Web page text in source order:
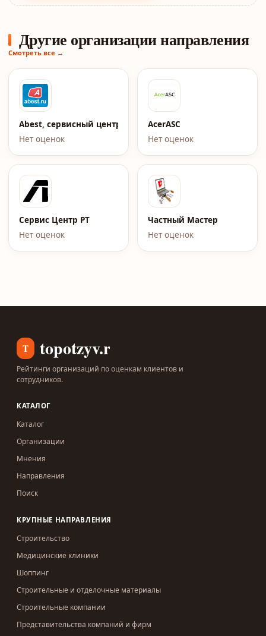
Другие организации направления
Смотреть все →
Abest, сервисный центр по ремонту ноутбуков
Нет оценок
AcerASC
Нет оценок
Сервис Центр РТ
Нет оценок
Частный Мастер
Нет оценок
T topotzyv.ru
Рейтинги организаций по оценкам клиентов и
сотрудников.
КАТАЛОГ
Каталог
Организации
Мнения
Направления
Поиск
КРУПНЫЕ НАПРАВЛЕНИЯ
Строительство
Медицинские клиники
Шоппинг
Строительные и отделочные материалы
Строительные компании
Представительства компаний и фирм